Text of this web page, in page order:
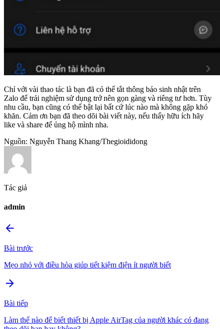
Chỉ với vài thao tác là bạn đã có thể tắt thông báo sinh nhật trên
Zalo để trải nghiệm sử dụng trở nên gọn gàng và riêng tư hơn. Tùy
nhu cầu, bạn cũng có thể bật lại bất cứ lúc nào mà không gặp khó
khăn. Cảm ơn bạn đã theo dõi bài viết này, nếu thấy hữu ích hãy
like và share để ủng hộ mình nha.
Nguồn: Nguyễn Thang Khang/Thegioididong​
Tác giả
admin
arrow_back
Bài trước
Mẹo nhỏ với điều hòa giúp tiết kiệm điện ít người biết
arrow_forward
Bài tiếp
Làm thế nào để biết thiết bị Apple AirTag của người khác có đang